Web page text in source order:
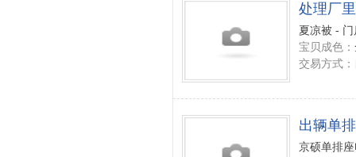
处理厂
夏凉被 -
宝贝成色：
交易方式：
出辆单
京硕单排